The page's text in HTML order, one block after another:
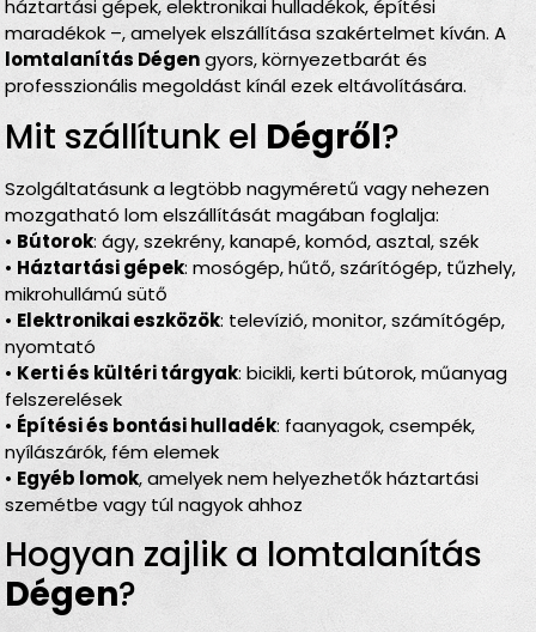
háztartási gépek, elektronikai hulladékok, építési
maradékok –, amelyek elszállítása szakértelmet kíván. A
lomtalanítás Dégengyors, környezetbarát és
professzionális megoldást kínál ezek eltávolítására.
Mit szállítunk el Dégről?
Szolgáltatásunk a legtöbb nagyméretű vagy nehezen
mozgatható lom elszállítását magában foglalja:
• Bútorok: ágy, szekrény, kanapé, komód, asztal, szék
• Háztartási gépek: mosógép, hűtő, szárítógép, tűzhely,
mikrohullámú sütő
• Elektronikai eszközök: televízió, monitor, számítógép,
nyomtató
• Kerti és kültéri tárgyak: bicikli, kerti bútorok, műanyag
felszerelések
• Építési és bontási hulladék: faanyagok, csempék,
nyílászárók, fém elemek
• Egyéb lomok, amelyek nem helyezhetők háztartási
szemétbe vagy túl nagyok ahhoz
Hogyan zajlik a lomtalanítás
Dégen?